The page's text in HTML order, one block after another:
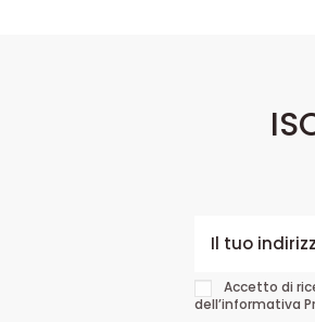
Accetto di
dell’informativa